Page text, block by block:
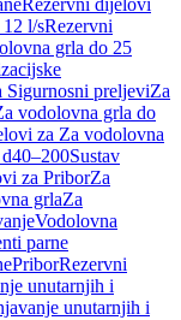
Rezervni dijelovi
l/sRezervni
grla do 25
preljeviZa
vodolovna grla do
za Za vodolovna
Sustav
za PriborZa
grlaZa
Vodolovna
parne
PriborRezervni
unutarnjih i
unutarnjih i